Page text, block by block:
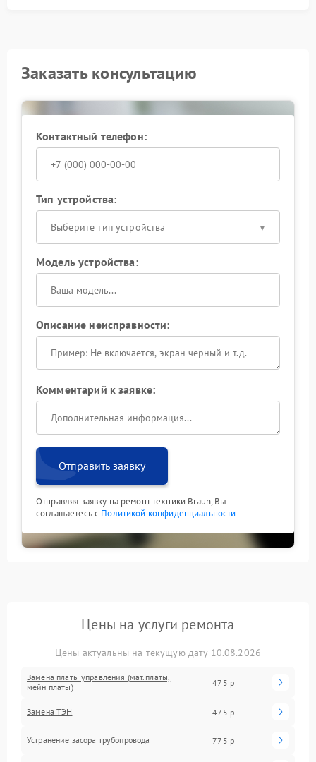
Заказать консультацию
Контактный телефон:
Тип устройства:
Выберите тип устройства
Модель устройства:
Описание неисправности:
Комментарий к заявке:
Отправить заявку
Отправляя заявку на ремонт техники Braun, Вы
соглашаетесь с Политикой конфиденциальности
Цены на услуги ремонта
Цены актуальны на текущую дату 10.08.2026
Замена платы управления (мат.платы,
мейн платы)
475 р
Замена ТЭН 475 р
Устранение засора трубопровода 775 р